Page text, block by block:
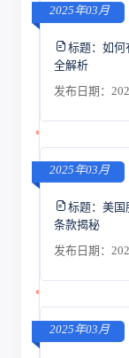
2025年03月
标题： 如何
全解析
发布日期：
2025年03月
标题： 美国
条款揭秘
发布日期：
2025年03月